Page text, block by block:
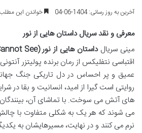
آخرین به روز رسانی: 1404-06-04 خواندن این مطلب 12 دقیقه زمان
معرفی و نقد سریال داستان هایی از نور
مینی سریالداستان هایی از نور (All the Light We Cannot See)
اقتباسی نتفلیکس از رمان برنده پولیتزر
عمیق و پر احساس در دل تاریکی جنگ
روایتی است گیرا از امید، انسانیت و بقا در
های آتش می سوخت. با تماشای آن،
می شوند که هر یک به شکلی متفاوت با
نرم می کنند و در نهایت، مسیرهایشان به